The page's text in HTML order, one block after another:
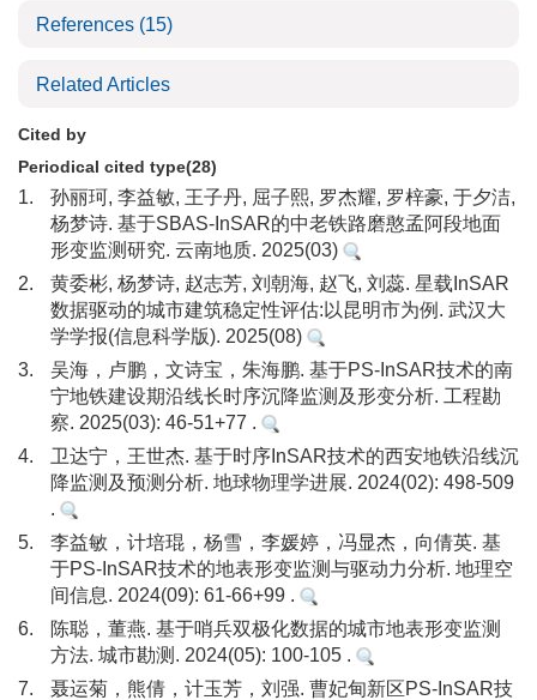
References (15)
Related Articles
Cited by
Periodical cited type(28)
1.
孙丽珂, 李益敏, 王子丹, 屈子熙, 罗杰耀, 罗梓豪, 于夕洁,
杨梦诗. 基于SBAS-InSAR的中老铁路磨憨孟阿段地面
形变监测研究. 云南地质. 2025(03)
2.
黄委彬, 杨梦诗, 赵志芳, 刘朝海, 赵飞, 刘蕊. 星载InSAR
数据驱动的城市建筑稳定性评估:以昆明市为例. 武汉大
学学报(信息科学版). 2025(08)
3.
吴海，卢鹏，文诗宝，朱海鹏. 基于PS-InSAR技术的南
宁地铁建设期沿线长时序沉降监测及形变分析. 工程勘
察. 2025(03): 46-51+77 .
4.
卫达宁，王世杰. 基于时序InSAR技术的西安地铁沿线沉
降监测及预测分析. 地球物理学进展. 2024(02): 498-509
.
5.
李益敏，计培琨，杨雪，李媛婷，冯显杰，向倩英. 基
于PS-InSAR技术的地表形变监测与驱动力分析. 地理空
间信息. 2024(09): 61-66+99 .
6.
陈聪，董燕. 基于哨兵双极化数据的城市地表形变监测
方法. 城市勘测. 2024(05): 100-105 .
7.
聂运菊，熊倩，计玉芳，刘强. 曹妃甸新区PS-InSAR技